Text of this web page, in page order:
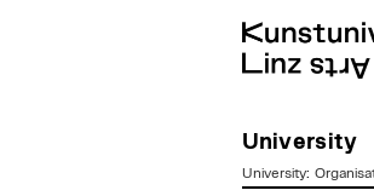
University
University: